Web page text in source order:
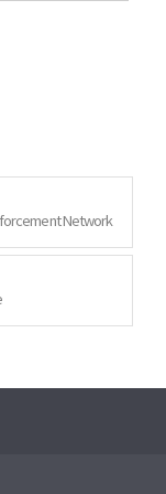
Network